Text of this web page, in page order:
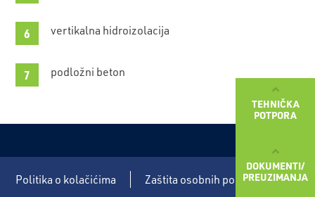
TEHNIČKA
POTPORA
DOKUMENTI/
PREUZIMANJA
vertikalna hidroizolacija
podložni beton
Politika o kolačićima Zaštita osobnih podataka